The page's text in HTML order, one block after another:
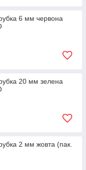
6 мм червона
20 мм зелена
2 мм жовта (пак.